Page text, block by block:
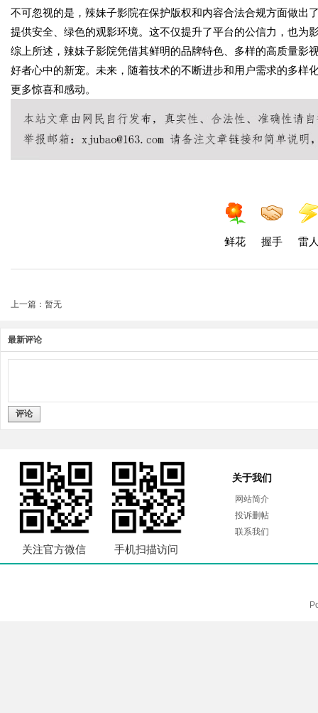
不可忽视的是，辣妹子影院在保护版权和内容合法合规方面做出
提供安全、绿色的观影环境。这不仅提升了平台的公信力，也为
综上所述，辣妹子影院凭借其鲜明的品牌特色、多样的高质量影
好者心中的新宠。未来，随着技术的不断进步和用户需求的多样
更多惊喜和感动。
鲜花 握手 雷
上一篇：暂无
最新评论
评论
关注官方微信 手机扫描访问
关于我们
网站简介
投诉删帖
联系我们